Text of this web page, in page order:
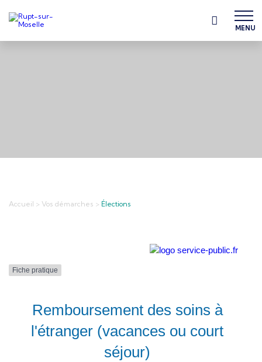
MENU
Accueil > Vos démarches > Élections
Fiche pratique
Remboursement des soins à
l'étranger (vacances ou court
séjour)